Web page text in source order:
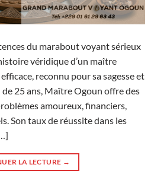
du marabout voyant sérieux
véridique d’un maître
reconnu pour sa sagesse et
25 ans, Maître Ogoun offre des
amoureux, financiers,
Son taux de réussite dans les
LA LECTURE →